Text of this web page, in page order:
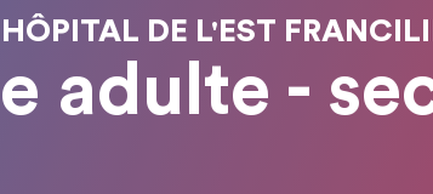
DE L'EST
adulte -